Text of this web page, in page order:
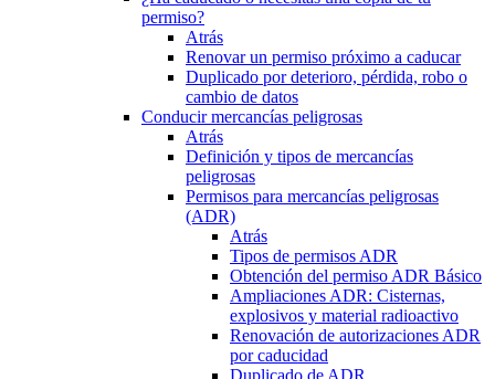
permiso?
Atrás
Renovar un permiso próximo a caducar
Duplicado por deterioro, pérdida, robo o
cambio de datos
Conducir mercancías peligrosas
Atrás
Definición y tipos de mercancías
peligrosas
Permisos para mercancías peligrosas
(ADR)
Atrás
Tipos de permisos ADR
Obtención del permiso ADR Básico
Ampliaciones ADR: Cisternas,
explosivos y material radioactivo
Renovación de autorizaciones ADR
por caducidad